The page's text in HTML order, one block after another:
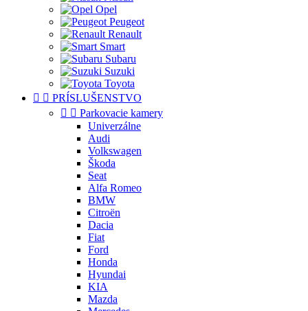
Opel
Peugeot
Renault
Smart
Subaru
Suzuki
Toyota
  PRÍSLUŠENSTVO
  Parkovacie kamery
Univerzálne
Audi
Volkswagen
Škoda
Seat
Alfa Romeo
BMW
Citroën
Dacia
Fiat
Ford
Honda
Hyundai
KIA
Mazda